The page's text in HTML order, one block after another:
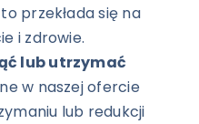
przekłada się na
i zdrowie.
lub utrzymać
w naszej ofercie
lub redukcji